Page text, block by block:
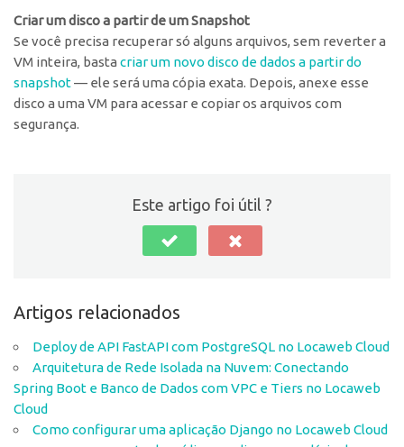
Criar um disco a partir de um Snapshot
Se você precisa recuperar só alguns arquivos, sem reverter a
VM inteira, basta criar um novo disco de dados a partir do
snapshot— ele será uma cópia exata. Depois, anexe esse
disco a uma VM para acessar e copiar os arquivos com
segurança.
Este artigo foi útil ?
Artigos relacionados
Deploy de API FastAPI com PostgreSQL no Locaweb Cloud
Arquitetura de Rede Isolada na Nuvem: Conectando
Spring Boot e Banco de Dados com VPC e Tiers no Locaweb
Cloud
Como configurar uma aplicação Django no Locaweb Cloud